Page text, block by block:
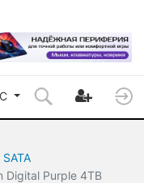
Digital Purple 4TB